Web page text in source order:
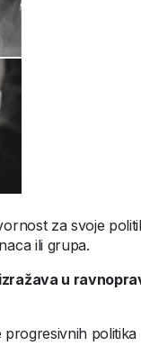
za svoje
ili grupa.
u